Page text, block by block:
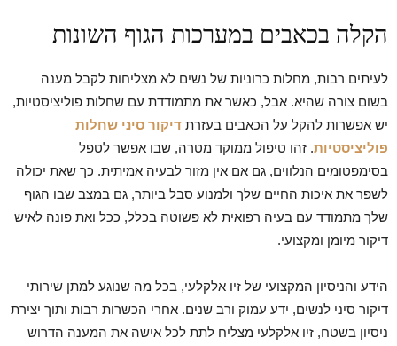
הקלה בכאבים במערכות הגוף השונות
לעיתים רבות, מחלות כרוניות של נשים לא מצליחות לקבל מענה
בשום צורה שהיא. אבל, כאשר את מתמודדת עם שחלות פוליציסטיות,
יש אפשרות להקל על הכאבים בעזרת דיקור סיני שחלות
פוליציסטיות. זהו טיפול ממוקד מטרה, שבו אפשר לטפל
בסימפטומים הנלווים, גם אם אין מזור לבעיה אמיתית. כך שאת יכולה
לשפר את איכות החיים שלך ולמנוע סבל ביותר, גם במצב שבו הגוף
שלך מתמודד עם בעיה רפואית לא פשוטה בכלל, ככל ואת פונה לאיש
דיקור מיומן ומקצועי.
הידע והניסיון המקצועי של זיו אלקלעי, בכל מה שנוגע למתן שירותי
דיקור סיני לנשים, ידע עמוק ורב שנים. אחרי הכשרות רבות ותוך יצירת
ניסיון בשטח, זיו אלקלעי מצליח לתת לכל אישה את המענה הדרוש